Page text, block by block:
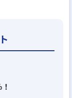
社会に貢献す
じて人と社会
、そのために